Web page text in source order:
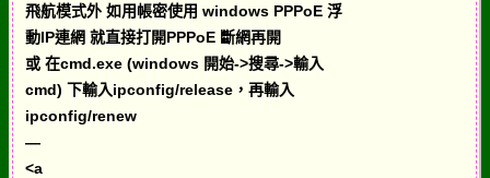
飛航模式外 如用帳密使用 windows PPPoE 浮
動IP連網 就直接打開PPPoE 斷網再開
或 在cmd.exe (windows 開始->搜尋->輸入
cmd) 下輸入ipconfig/release，再輸入
ipconfig/renew
—
<a